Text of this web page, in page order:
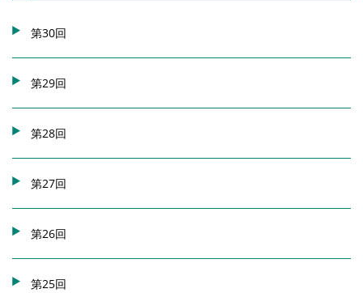
第30回
第29回
第28回
第27回
第26回
第25回